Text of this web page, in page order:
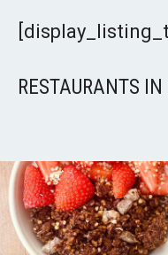
RESTAURANTS